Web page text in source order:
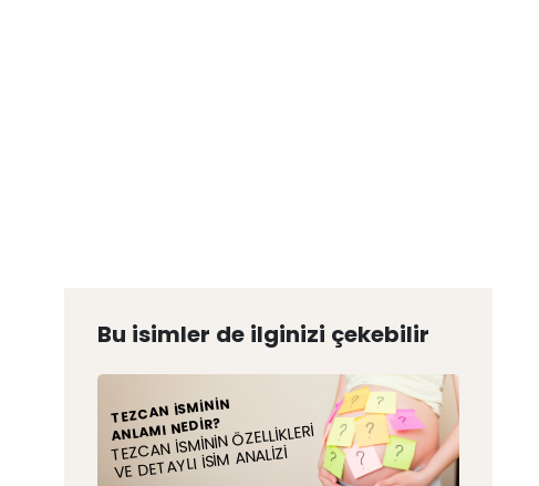
Bu isimler de ilginizi çekebilir
TEZCAN İSMININ
ANLAMI NEDIR?
TEZCAN İSMININ ÖZELLIKLERI
VE DETAYLI İSIM ANALIZI